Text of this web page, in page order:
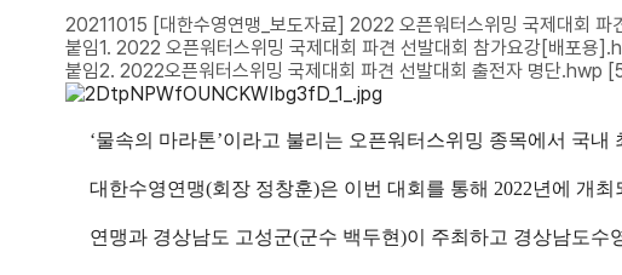
20211015 [대한수영연맹_보도자료] 2022 오픈워터스위밍 국제대회 파
붙임1. 2022 오픈워터스위밍 국제대회 파견 선발대회 참가요강[배포용
붙임2. 2022오픈워터스위밍 국제대회 파견 선발대회 출전자 명단.hwp
‘물속의 마라톤’이라고 불리는 오픈워터스위밍 종목에서 국내
대한수영연맹(회장 정창훈)은 이번 대회를 통해 2022년에 개최
연맹과 경상남도 고성군(군수 백두현)이 주최하고 경상남도수